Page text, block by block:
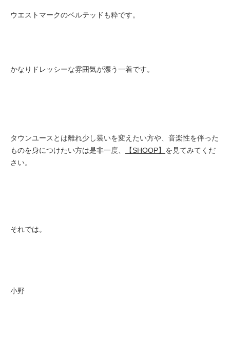
ウエストマークのベルテッドも粋です。
かなりドレッシーな雰囲気が漂う一着です。
タウンユースとは離れ少し装いを変えたい方や、音楽性を伴った
ものを身につけたい方は是非一度、
【SHOOP】 を見てみてくだ
さい。
それでは。
小野